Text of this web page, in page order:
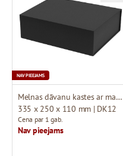
NAV PIEEJAMS
Melnas dāvanu kastes ar magnētu
335 x 250 x 110 mm | DK12
Cena par 1 gab.
Nav pieejams